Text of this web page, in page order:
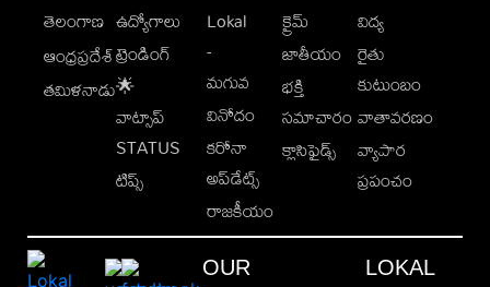
తెలంగాణ
ఆంధ్రప్రదేశ్
తమిళనాడు
ఉద్యోగాలు
ట్రెండింగ్
🌟
వాట్సాప్
STATUS
టిప్స్
Lokal
-
మగువ
వినోదం
కరోనా
అప్‌డేట్స్
రాజకీయం
క్రైమ్
జాతీయం
భక్తి
సమాచారం
క్లాసిఫైడ్స్
విద్య
రైతు
కుటుంబం
వాతావరణం
వ్యాపార
ప్రపంచం
OUR
LOKAL